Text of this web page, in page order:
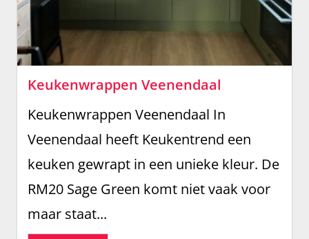
Keukenwrappen Veenendaal
Keukenwrappen Veenendaal In
Veenendaal heeft Keukentrend een
keuken gewrapt in een unieke kleur. De
RM20 Sage Green komt niet vaak voor
maar staat...